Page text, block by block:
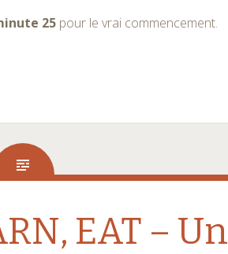
25 pour le vrai commencement.
EAT – Un